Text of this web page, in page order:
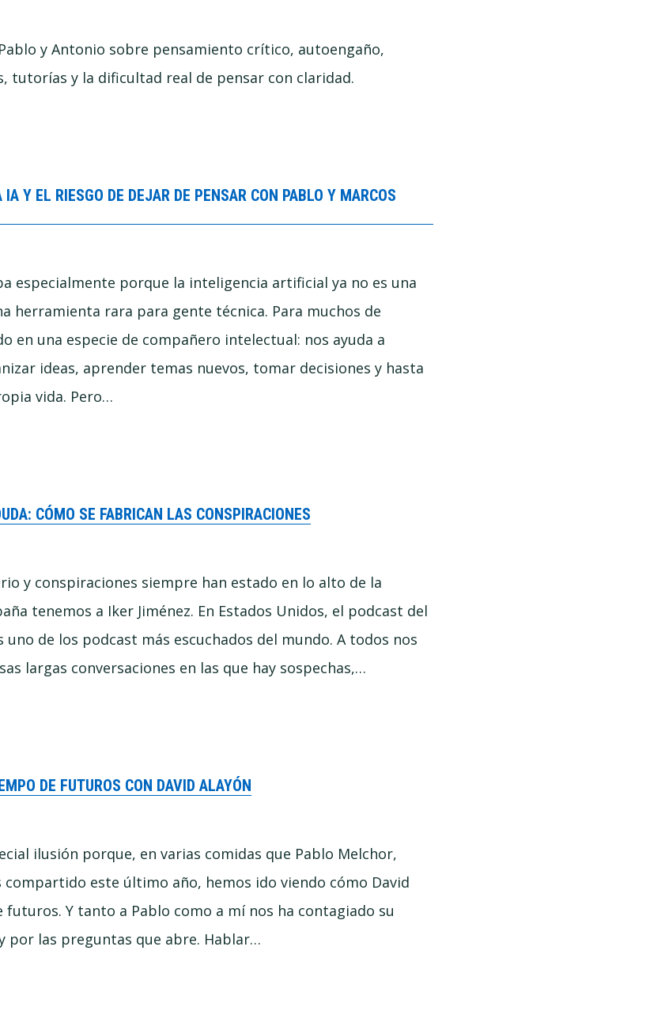
y Antonio sobre pensamiento crítico, autoengaño,
tutorías y la dificultad real de pensar con claridad.
Y EL RIESGO DE DEJAR DE PENSAR CON PABLO Y MARCOS
especialmente porque la inteligencia artificial ya no es una
herramienta rara para gente técnica. Para muchos de
en una especie de compañero intelectual: nos ayuda a
ideas, aprender temas nuevos, tomar decisiones y hasta
vida. Pero…
CÓMO SE FABRICAN LAS CONSPIRACIONES
y conspiraciones siempre han estado en lo alto de la
tenemos a Iker Jiménez. En Estados Unidos, el podcast del
uno de los podcast más escuchados del mundo. A todos nos
largas conversaciones en las que hay sospechas,…
DE FUTUROS CON DAVID ALAYÓN
ilusión porque, en varias comidas que Pablo Melchor,
compartido este último año, hemos ido viendo cómo David
Y tanto a Pablo como a mí nos ha contagiado su
por las preguntas que abre. Hablar…